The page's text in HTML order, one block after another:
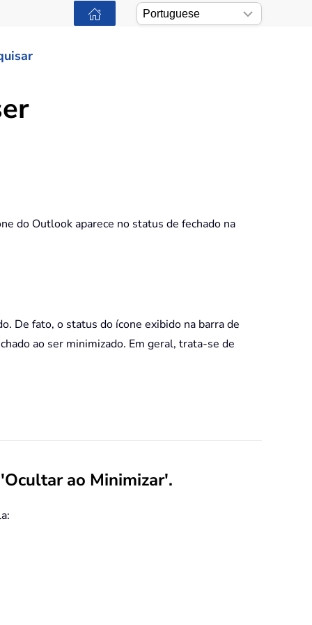
do Outlook aparece no status de fechado na
De fato, o status do ícone exibido na barra de
ao ser minimizado. Em geral, trata-se de
ao Minimizar'.